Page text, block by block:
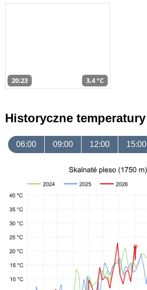
20:23 3,4 °C
Historyczne temperatury
06:00 09:00 12:00 15:00